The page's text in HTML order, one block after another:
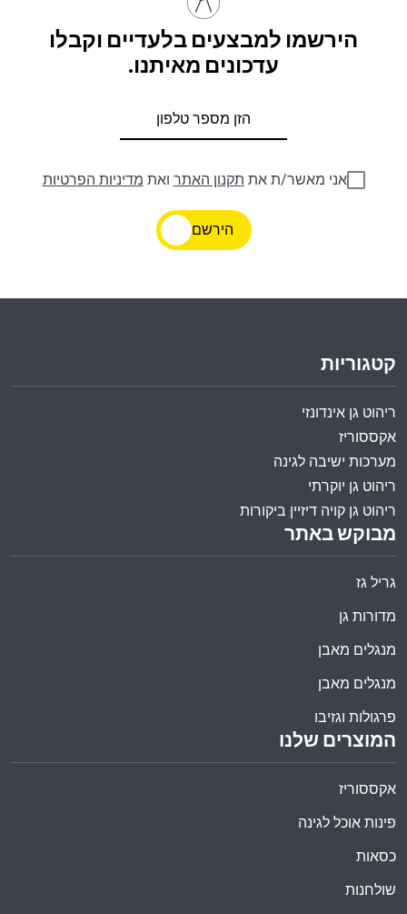
הירשמו למבצעים בלעדיים וקבלו
עדכונים מאיתנו.
אני מאשר/ת את תקנון האתר ואת מדיניות הפרטיות
הירשם
המוצרים שלנו
אקססוריז
פינות אוכל לגינה
כסאות
שולחנות
מבוקש באתר
גריל גז
מדורות גן
מנגלים מאבן
מנגלים מאבן
פרגולות וגזיבו
קטגוריות
ריהוט גן אינדונזי
אקססוריז
מערכות ישיבה לגינה
ריהוט גן יוקרתי
ריהוט גן קויה דיזיין ביקורות